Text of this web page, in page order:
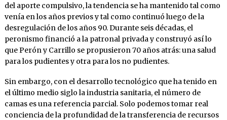
del aporte compulsivo, la tendencia se ha mantenido tal como
venía en los años previos y tal como continuó luego de la
desregulación de los años 90. Durante seis décadas, el
peronismo financió a la patronal privada y construyó así lo
que Perón y Carrillo se propusieron 70 años atrás: una salud
para los pudientes y otra para los no pudientes.
Sin embargo, con el desarrollo tecnológico que ha tenido en
el último medio siglo la industria sanitaria, el número de
camas es una referencia parcial. Solo podemos tomar real
conciencia de la profundidad de la transferencia de recursos